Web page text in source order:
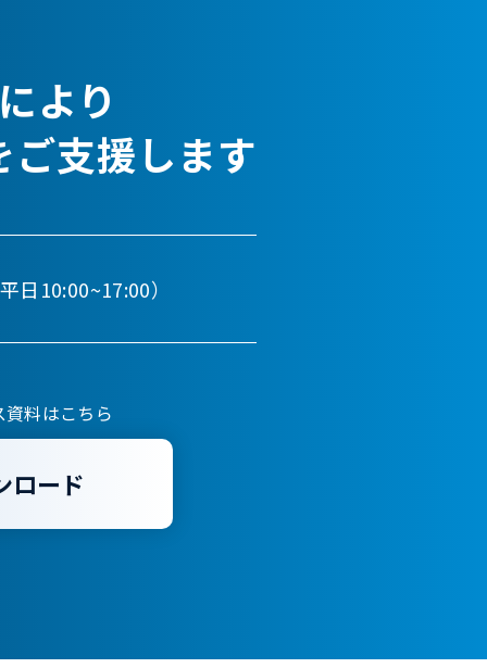
より
支援します
平日10:00~17:00）
料はこちら
ロード